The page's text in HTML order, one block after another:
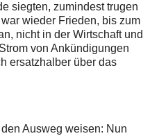
siegten, zumindest trugen
wieder Frieden, bis zum
nicht in der Wirtschaft und
von Ankündigungen
ersatzhalber über das
Ausweg weisen: Nun